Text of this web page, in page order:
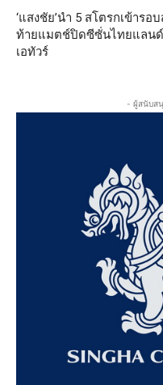
‘แสงชัย’นำ 5 สโตรกเข้ารอ
ท้ายแมตช์ปิดซีซั่นไทยแลน
เอทัวร์
- ผู้สนับส